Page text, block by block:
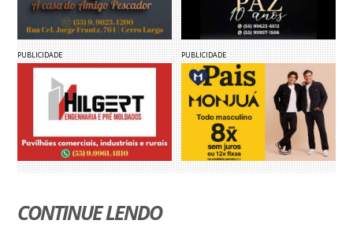
PUBLICIDADE PUBLICIDADE
CONTINUE LENDO